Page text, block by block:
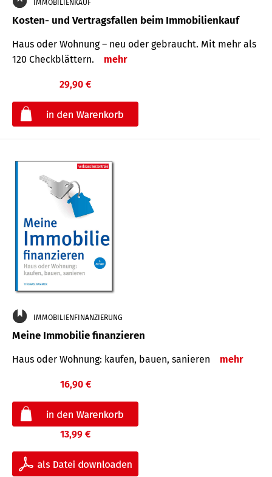
IMMOBILIENKAUF
Kosten- und Vertragsfallen beim Immobilienkauf
Haus oder Wohnung – neu oder gebraucht. Mit mehr als
120 Check­blättern.
mehr
29,90 €
IMMOBILIENFINANZIERUNG
Meine Immobilie finanzieren
Haus oder Wohnung: kaufen, bauen, sanieren mehr
16,90 €
13,99 €